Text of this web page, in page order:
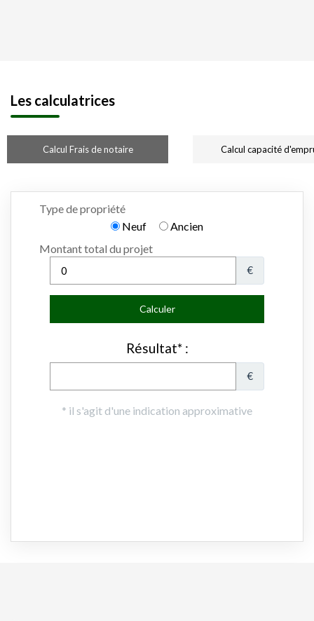
Les calculatrices
Calcul Frais de notaire Calcul capacité